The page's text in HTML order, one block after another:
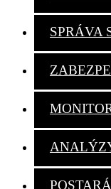
SPRÁVA